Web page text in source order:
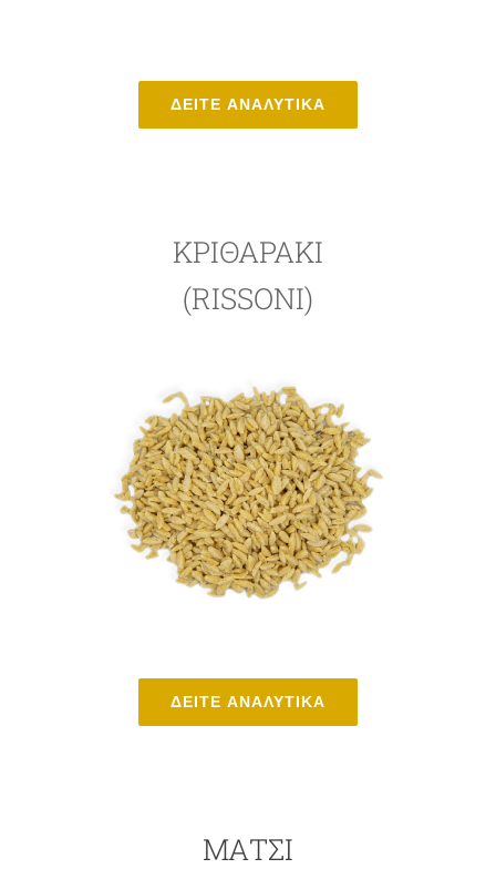
ΔΕΙΤΕ ΑΝΑΛΥΤΙΚΑ
ΚΡΙΘΑΡΆΚΙ
(RISSONI)
ΔΕΙΤΕ ΑΝΑΛΥΤΙΚΑ
ΜΆΤΣΙ